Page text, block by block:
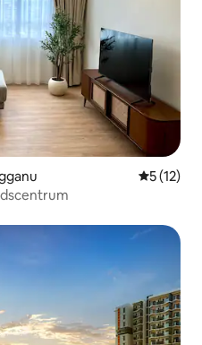
5 (12)